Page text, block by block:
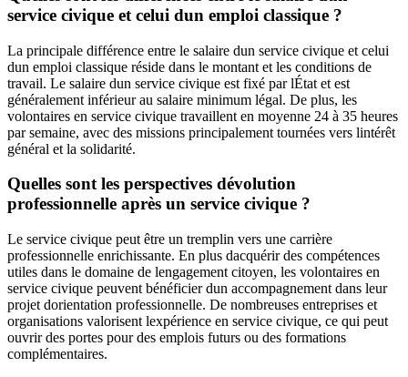
service civique et celui dun emploi classique ?
La principale différence entre le salaire dun service civique et celui
dun emploi classique réside dans le montant et les conditions de
travail. Le salaire dun service civique est fixé par lÉtat et est
généralement inférieur au salaire minimum légal. De plus, les
volontaires en service civique travaillent en moyenne 24 à 35 heures
par semaine, avec des missions principalement tournées vers lintérêt
général et la solidarité.
Quelles sont les perspectives dévolution
professionnelle après un service civique ?
Le service civique peut être un tremplin vers une carrière
professionnelle enrichissante. En plus dacquérir des compétences
utiles dans le domaine de lengagement citoyen, les volontaires en
service civique peuvent bénéficier dun accompagnement dans leur
projet dorientation professionnelle. De nombreuses entreprises et
organisations valorisent lexpérience en service civique, ce qui peut
ouvrir des portes pour des emplois futurs ou des formations
complémentaires.